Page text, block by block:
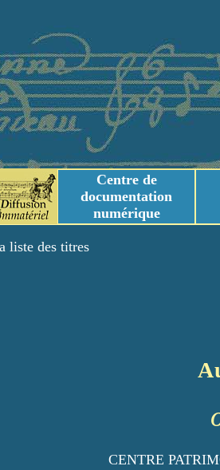
Centre de
documentation
numérique
liste des titres
CENTRE